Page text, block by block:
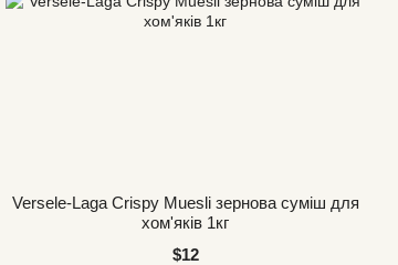
Versele-Laga Crispy Muesli зернова суміш для
хом'яків 1кг
$12